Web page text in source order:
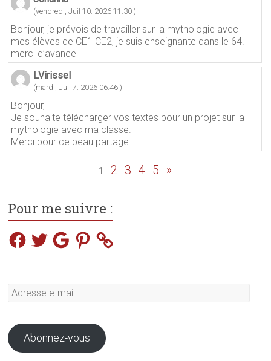
(vendredi, Juil 10. 2026 11:30 )
Bonjour, je prévois de travailler sur la mythologie avec
mes élèves de CE1 CE2, je suis enseignante dans le 64.
merci d’avance
LVirissel
(mardi, Juil 7. 2026 06:46 )
Bonjour,
Je souhaite télécharger vos textes pour un projet sur la
mythologie avec ma classe.
Merci pour ce beau partage.
1 · 2 ·3 ·4 · 5 · »
Pour me suivre :
Facebook
TwitterGooglePinterest
Adresse
Abonnez-vous